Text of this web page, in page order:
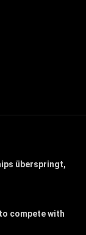
überspringt,
compete with